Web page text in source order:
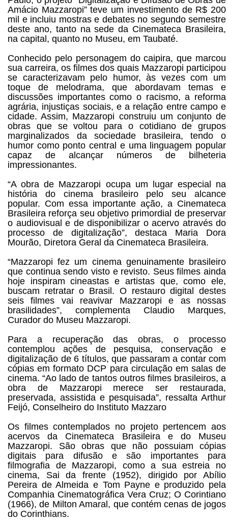
Amácio Mazzaropi” teve um investimento de R$ 200
mil e incluiu mostras e debates no segundo semestre
deste ano, tanto na sede da Cinemateca Brasileira,
na capital, quanto no Museu, em Taubaté.
Conhecido pelo personagem do caipira, que marcou
sua carreira, os filmes dos quais Mazzaropi participou
se caracterizavam pelo humor, às vezes com um
toque de melodrama, que abordavam temas e
discussões importantes como o racismo, a reforma
agrária, injustiças sociais, e a relação entre campo e
cidade. Assim, Mazzaropi construiu um conjunto de
obras que se voltou para o cotidiano de grupos
marginalizados da sociedade brasileira, tendo o
humor como ponto central e uma linguagem popular
capaz de alcançar números de bilheteria
impressionantes.
“A obra de Mazzaropi ocupa um lugar especial na
história do cinema brasileiro pelo seu alcance
popular. Com essa importante ação, a Cinemateca
Brasileira reforça seu objetivo primordial de preservar
o audiovisual e de disponibilizar o acervo através do
processo de digitalização”, destaca Maria Dora
Mourão, Diretora Geral da Cinemateca Brasileira.
“Mazzaropi fez um cinema genuinamente brasileiro
que continua sendo visto e revisto. Seus filmes ainda
hoje inspiram cineastas e artistas que, como ele,
buscam retratar o Brasil. O restauro digital destes
seis filmes vai reavivar Mazzaropi e as nossas
brasilidades”, complementa Claudio Marques,
Curador do Museu Mazzaropi.
Para a recuperação das obras, o processo
contemplou ações de pesquisa, conservação e
digitalização de 6 títulos, que passaram a contar com
cópias em formato DCP para circulação em salas de
cinema. “Ao lado de tantos outros filmes brasileiros, a
obra de Mazzaropi merece ser restaurada,
preservada, assistida e pesquisada”, ressalta Arthur
Feijó, Conselheiro do Instituto Mazzaro
Os filmes contemplados no projeto pertencem aos
acervos da Cinemateca Brasileira e do Museu
Mazzaropi. São obras que não possuiam cópias
digitais para difusão e são importantes para
filmografia de Mazzaropi, como a sua estreia no
cinema, Sai da frente (1952), dirigido por Abílio
Pereira de Almeida e Tom Payne e produzido pela
Companhia Cinematográfica Vera Cruz; O Corintiano
(1966), de Milton Amaral, que contém cenas de jogos
do Corinthians.